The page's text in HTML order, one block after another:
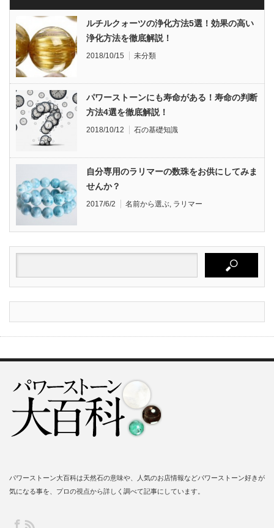
ルチルクォーツの浄化方法5選！効果の高い
浄化方法を徹底解説！
2018/10/15 未分類
パワーストーンにも寿命がある！寿命の判断
方法4選を徹底解説！
2018/10/12 石の基礎知識
自分専用のラリマーの数珠をお供にしてみま
せんか？
2017/6/2 名前から選ぶ ラリマー
パワーストーン大百科は天然石の意味や、人気のお店情報などパワーストーン好きが
気になる事を、プロの視点から詳しく調べて記事にしています。